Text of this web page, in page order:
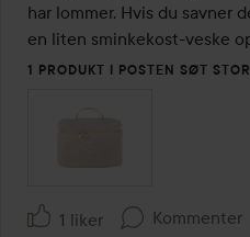
har lommer. Hvis du savner
en liten sminkekost-veske
1 PRODUKT I POSTEN SØT
1 liker Kommenter